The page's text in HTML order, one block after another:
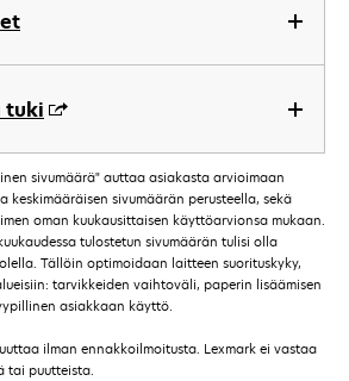
tuki
sivumäärä" auttaa asiakasta arvioimaan
keskimääräisen sivumäärän perusteella, sekä
oman kuukausittaisen käyttöarvionsa mukaan.
tulostetun sivumäärän tulisi olla
Tällöin optimoidaan laitteen suorituskyky,
tarvikkeiden vaihtoväli, paperin lisäämisen
asiakkaan käyttö.
ilman ennakkoilmoitusta. Lexmark ei vastaa
tai puutteista.